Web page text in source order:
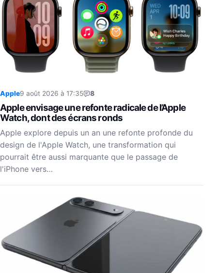
Apple9 août 2026 à 17:35 8
Apple envisage une refonte radicale de l’Apple
Watch, dont des écrans ronds
Apple explore depuis un an une refonte profonde du
design de l'Apple Watch, une transformation qui
pourrait être aussi marquante que le passage de
l'iPhone vers…